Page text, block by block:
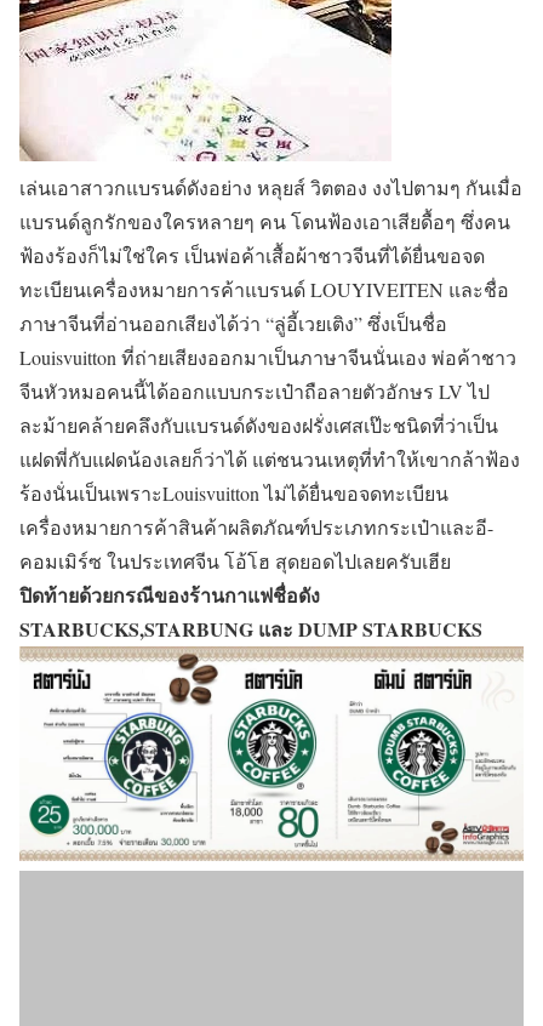
เล่นเอาสาวกแบรนด์ดังอย่าง หลุยส์ วิตตอง งงไปตามๆ กันเมื่อ
แบรนด์ลูกรักของใครหลายๆ คน โดนฟ้องเอาเสียดื้อๆ ซึ่งคน
ฟ้องร้องก็ไม่ใช่ใคร เป็นพ่อค้าเสื้อผ้าชาวจีนที่ได้ยื่นขอจด
ทะเบียนเครื่องหมายการค้าแบรนด์ LOUYIVEITEN และชื่อ
ภาษาจีนที่อ่านออกเสียงได้ว่า “ลู่อี้เวยเติง” ซึ่งเป็นชื่อ
Louisvuitton ที่ถ่ายเสียงออกมาเป็นภาษาจีนนั่นเอง พ่อค้าชาว
จีนหัวหมอคนนี้ได้ออกแบบกระเป๋าถือลายตัวอักษร LV ไป
ละม้ายคล้ายคลึงกับแบรนด์ดังของฝรั่งเศสเป๊ะชนิดที่ว่าเป็น
แฝดพี่กับแฝดน้องเลยก็ว่าได้ แต่ชนวนเหตุที่ทำให้เขากล้าฟ้อง
ร้องนั่นเป็นเพราะLouisvuitton ไม่ได้ยื่นขอจดทะเบียน
เครื่องหมายการค้าสินค้าผลิตภัณฑ์ประเภทกระเป๋าและอี-
คอมเมิร์ซ ในประเทศจีน โอ้โฮ สุดยอดไปเลยครับเฮีย
ปิดท้ายด้วยกรณีของร้านกาแฟชื่อดัง
STARBUCKS,STARBUNG และ DUMP STARBUCKS